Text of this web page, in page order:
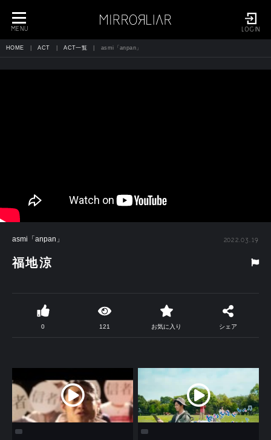
LOGIN
toggle
navigation
MENU
HOME ACT ACT一覧 asmi「anpan」
asmi「anpan」 2022.03.19
福地涼
0 121 お気に入り シェア